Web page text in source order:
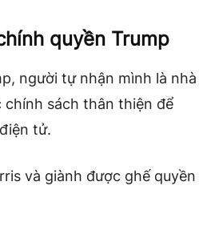
quyền Trump
người tự nhận mình là nhà
chính sách thân thiện để
tử.
và giành được ghế quyền